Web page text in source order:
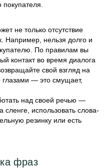
покупателя.
не только отсутствие
Например, нельзя долго и
По правилам вы
контакт во время диалога
свой взгляд на
глазами — это смущает,
над своей речью —
использовать слова-
резинку или есть
фраз